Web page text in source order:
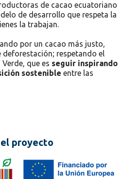
de cacao ecuatoriano
de desarrollo que respeta la
la trabajan.
por un cacao más justo,
deforestación; respetando el
que es seguir inspirando
sostenible entre las
el proyecto